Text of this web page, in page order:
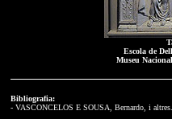
Escola de
Museu
Bibliografia:
- VASCONCELOS E SOUSA, Bernardo, i altres.